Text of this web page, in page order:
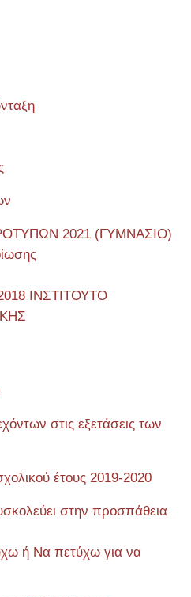
2021 (ΓΥΜΝΑΣΙΟ)
ΙΝΣΤΙΤΟΥΤΟ
στις εξετάσεις των
έτους 2019-2020
στην προσπάθεια
ή Να πετύχω για να